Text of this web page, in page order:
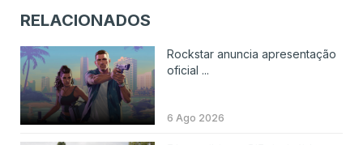
RELACIONADOS
Rockstar anuncia apresentação
oficial ...
6 Ago 2026